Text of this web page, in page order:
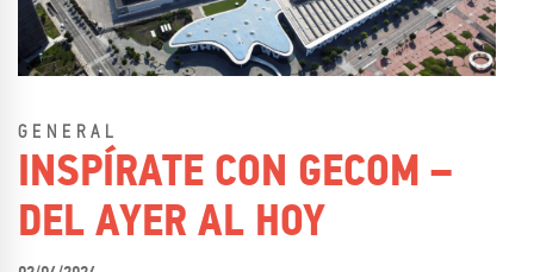
GENERAL
INSPÍRATE CON GECOM –
DEL AYER AL HOY